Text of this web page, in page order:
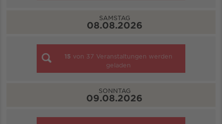
SAMSTAG
08.08.2026
15 von 37 Veranstaltungen werden
geladen
SONNTAG
09.08.2026